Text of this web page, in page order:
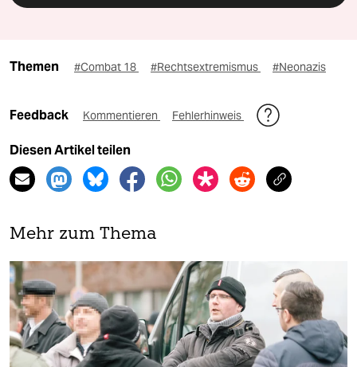
Themen #Combat 18 #Rechtsextremismus #Neonazis
Feedback Kommentieren Fehlerhinweis
Diesen Artikel teilen
Mehr zum Thema